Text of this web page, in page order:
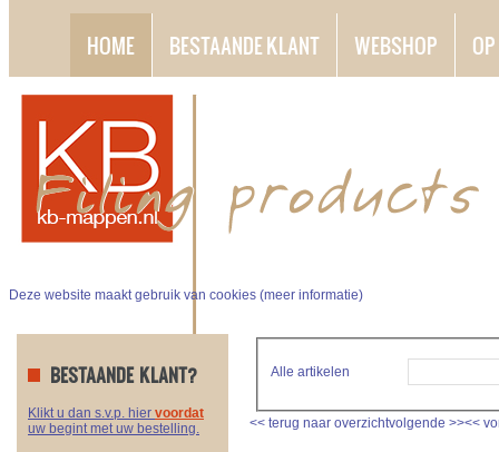
HOME BESTAANDE KLANT WEBSHOP
BESTAANDE KLANT?
Klikt u dan s.v.p. hier voordat
uw begint met uw bestelling.
Alle artikelen
<<terug naar overzichtvolgende >><<
Deze website maakt gebruik van cookies (meer informatie)